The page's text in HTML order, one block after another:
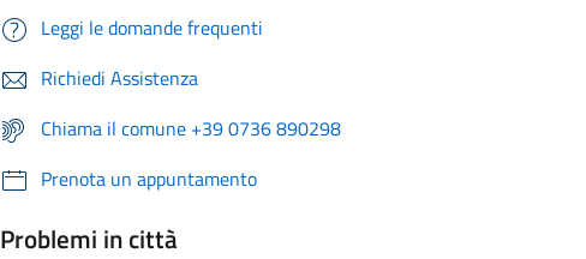
Leggi le domande frequenti
Richiedi Assistenza
Chiama il comune +39 0736 890298
Prenota un appuntamento
Problemi in città